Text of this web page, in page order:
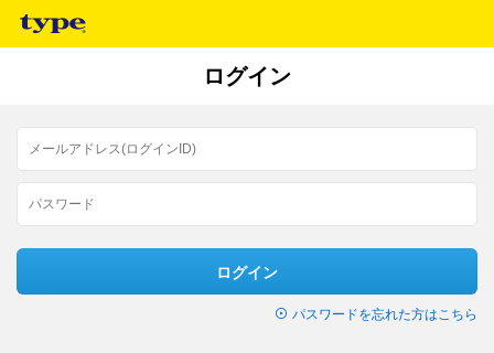
ログイン
ログイン
パスワードを忘れた方はこちら